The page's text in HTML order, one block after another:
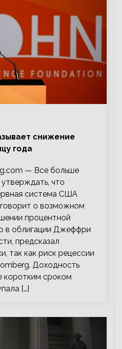
снижение
года
— Все больше
что
система США
о возможном
процентной
в облигации Джеффри
предсказал
так как риск рецессии
Доходность
коротким сроком
[…]